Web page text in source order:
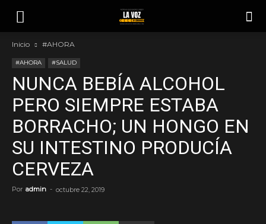
Inicio #AHORA
#AHORA #SALUD
NUNCA BEBÍA ALCOHOL
PERO SIEMPRE ESTABA
BORRACHO; UN HONGO EN
SU INTESTINO PRODUCÍA
CERVEZA
Por admin - octubre 22, 2019